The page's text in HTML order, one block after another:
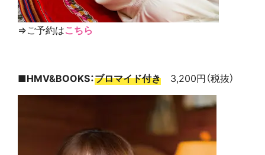
⇒ご予約はこちら
■HMV&BOOKS：ブロマイド付き 3,200円（税抜）